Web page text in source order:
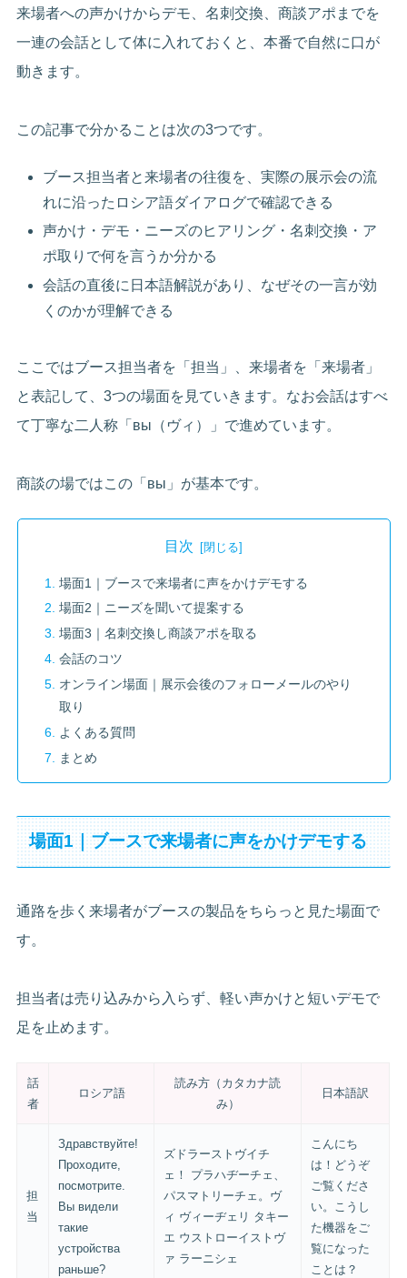
来場者への声かけからデモ、名刺交換、商談アポまでを
一連の会話として体に入れておくと、本番で自然に口が
動きます。
この記事で分かることは次の3つです。
ブース担当者と来場者の往復を、実際の展示会の流
れに沿ったロシア語ダイアログで確認できる
声かけ・デモ・ニーズのヒアリング・名刺交換・ア
ポ取りで何を言うか分かる
会話の直後に日本語解説があり、なぜその一言が効
くのかが理解できる
ここではブース担当者を「担当」、来場者を「来場者」
と表記して、3つの場面を見ていきます。なお会話はすべ
て丁寧な二人称「вы（ヴィ）」で進めています。
商談の場ではこの「вы」が基本です。
目次
場面1｜ブースで来場者に声をかけデモする
場面2｜ニーズを聞いて提案する
場面3｜名刺交換し商談アポを取る
会話のコツ
オンライン場面｜展示会後のフォローメールのやり
取り
よくある質問
まとめ
場面1｜ブースで来場者に声をかけデモする
通路を歩く来場者がブースの製品をちらっと見た場面で
す。
担当者は売り込みから入らず、軽い声かけと短いデモで
足を止めます。
話
者
ロシア語
読み方（カタカナ読
み）
日本語訳
担
当
Здравствуйте!
Проходите,
посмотрите.
Вы видели
такие
устройства
раньше?
ズドラーストヴイチ
ェ！ プラハヂーチェ、
パスマトリーチェ。ヴ
ィ ヴィーヂェリ タキー
エ ウストローイストヴ
ァ ラーニシェ
こんにち
は！どうぞ
ご覧くださ
い。こうし
た機器をご
覧になった
ことは？